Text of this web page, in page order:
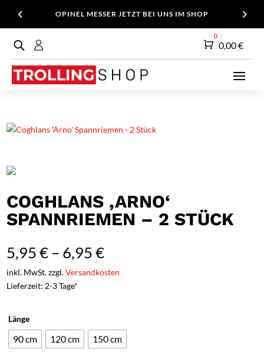
OPINEL MESSER JETZT BEI UNS IM SHOP
Warenkorb
0
0,00€
COGHLANS ‚ARNO‘
SPANNRIEMEN – 2 STÜCK
5,95€ – 6,95€
inkl. MwSt. zzgl.Versandkosten
Lieferzeit: 2-3 Tage*
Länge
90 cm 120 cm 150 cm